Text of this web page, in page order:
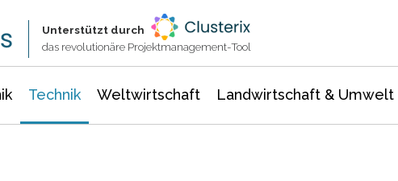
Unterstützt durch
das revolutionäre Projektmanagement-Tool
Technik Weltwirtschaft Landwirtschaft & Umwelt